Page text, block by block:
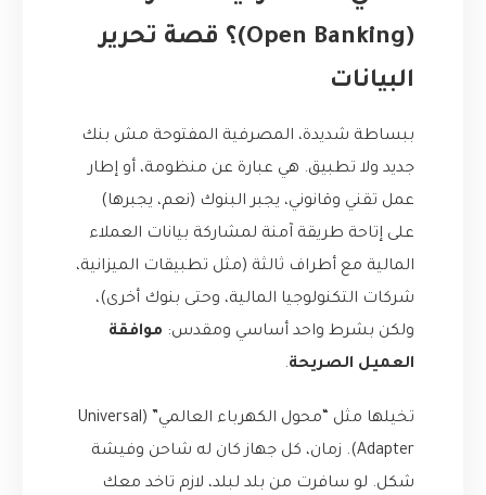
(Open Banking)؟ قصة تحرير
البيانات
ببساطة شديدة، المصرفية المفتوحة مش بنك
جديد ولا تطبيق. هي عبارة عن منظومة، أو إطار
عمل تقني وقانوني، يجبر البنوك (نعم، يجبرها)
على إتاحة طريقة آمنة لمشاركة بيانات العملاء
المالية مع أطراف ثالثة (مثل تطبيقات الميزانية،
شركات التكنولوجيا المالية، وحتى بنوك أخرى)،
ولكن بشرط واحد أساسي ومقدس: موافقة
العميل الصريحة.
تخيلها مثل “محول الكهرباء العالمي” (Universal
Adapter). زمان، كل جهاز كان له شاحن وفيشة
شكل. لو سافرت من بلد لبلد، لازم تاخد معك